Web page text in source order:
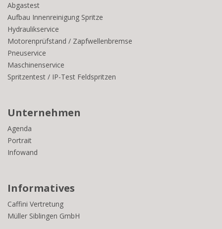
Abgastest
Aufbau Innenreinigung Spritze
Hydraulikservice
Motorenprüfstand / Zapfwellenbremse
Pneuservice
Maschinenservice
Spritzentest / IP-Test Feldspritzen
Unternehmen
Agenda
Portrait
Infowand
Informatives
Caffini Vertretung
Müller Siblingen GmbH